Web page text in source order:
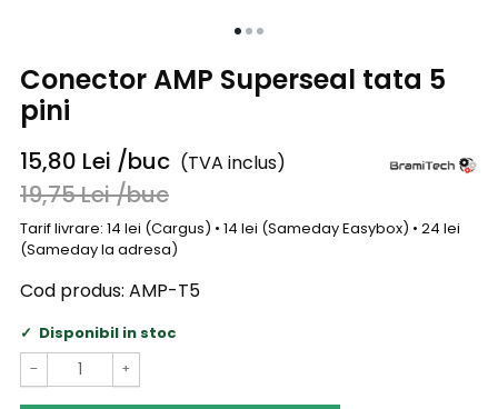
Conector AMP Superseal tata 5
pini
15,80 Lei /buc (TVA inclus)
19,75Lei/buc
Tarif livrare: 14 lei (Cargus) • 14 lei (Sameday Easybox) • 24 lei
(Sameday la adresa)
Cod produs: AMP-T5
Disponibil in stoc
− +